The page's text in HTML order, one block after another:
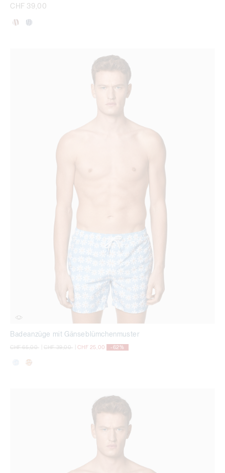
CHF 39,00
Badeanzüge mit Gänseblümchenmuster
Preisreduzierung von
CHF 65,00aufPreisreduzierung von
CHF 39,00aufCHF 25,00 -62%